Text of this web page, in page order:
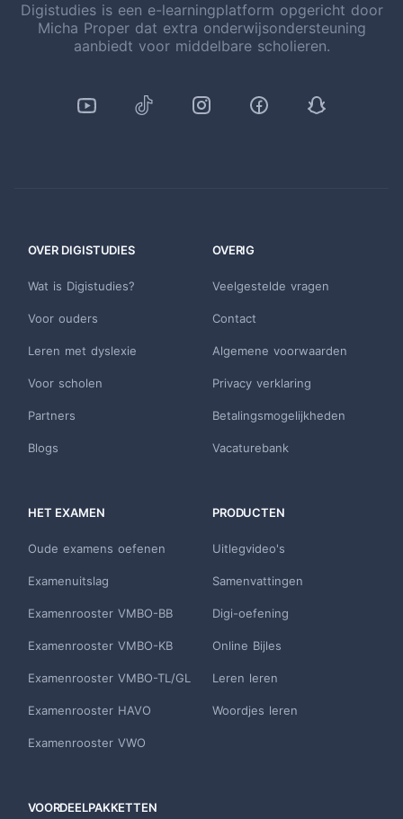
Digistudies is een e-learningplatform opgericht door
Micha Proper dat extra onderwijsondersteuning
aanbiedt voor middelbare scholieren.
OVER DIGISTUDIES
Wat is Digistudies?
Voor ouders
Leren met dyslexie
Voor scholen
Partners
Blogs
OVERIG
Veelgestelde vragen
Contact
Algemene voorwaarden
Privacy verklaring
Betalingsmogelijkheden
Vacaturebank
HET EXAMEN
Oude examens oefenen
Examenuitslag
Examenrooster VMBO-BB
Examenrooster VMBO-KB
Examenrooster VMBO-TL/GL
Examenrooster HAVO
Examenrooster VWO
PRODUCTEN
Uitlegvideo's
Samenvattingen
Digi-oefening
Online Bijles
Leren leren
Woordjes leren
VOORDEELPAKKETTEN